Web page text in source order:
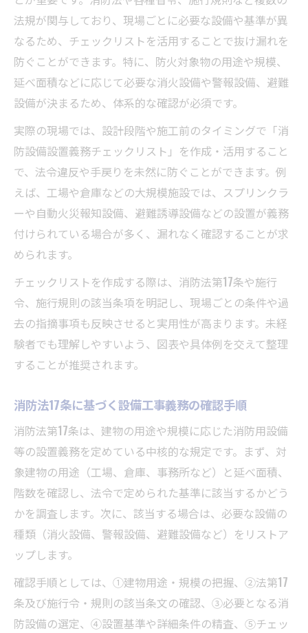
法規が関与しており、現場ごとに必要な設備や基準が異
なるため、チェックリストを活用することで抜け漏れを
防ぐことができます。特に、防火対象物の用途や規模、
延べ面積などに応じて必要な消火設備や警報設備、避難
設備が決まるため、体系的な確認が必須です。
実際の現場では、設計段階や施工前のタイミングで「消
防設備設置義務チェックリスト」を作成・活用すること
で、法令違反や手戻りを未然に防ぐことができます。例
えば、工場や倉庫などの大規模施設では、スプリンクラ
ーや自動火災報知設備、避難誘導設備などの設置が義務
付けられている場合が多く、漏れなく確認することが求
められます。
チェックリストを作成する際は、消防法第17条や施行
令、施行規則の該当条項を明記し、現場ごとの条件や過
去の指摘事項も反映させると実用性が高まります。未経
験者でも理解しやすいよう、図表や具体例を交えて整理
することが推奨されます。
消防法17条に基づく設備工事義務の確認手順
消防法第17条は、建物の用途や規模に応じた消防用設備
等の設置義務を定めている中核的な規定です。まず、対
象建物の用途（工場、倉庫、事務所など）と延べ面積、
階数を確認し、法令で定められた基準に該当するかどう
かを調査します。次に、該当する場合は、必要な設備の
種類（消火設備、警報設備、避難設備など）をリストア
ップします。
確認手順としては、①建物用途・規模の把握、②法第17
条及び施行令・規則の該当条文の確認、③必要となる消
防設備の選定、④設置基準や詳細条件の精査、⑤チェッ